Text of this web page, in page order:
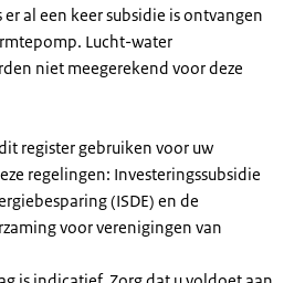
al een keer subsidie is ontvangen
Lucht-water
niet meegerekend voor deze
register gebruiken voor uw
regelingen: Investeringssubsidie
(ISDE) en de
voor verenigingen van